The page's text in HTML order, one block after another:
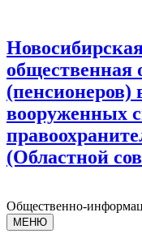
общественная
(пенсионеров)
вооруженных
(Областной
Общественно-
МЕНЮ